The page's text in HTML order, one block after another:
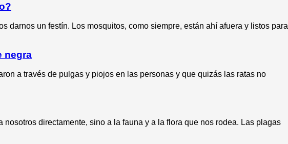
darnos un festín. Los mosquitos, como siempre, están ahí afuera y listos para
negra
a través de pulgas y piojos en las personas y que quizás las ratas no
directamente, sino a la fauna y a la flora que nos rodea. Las plagas